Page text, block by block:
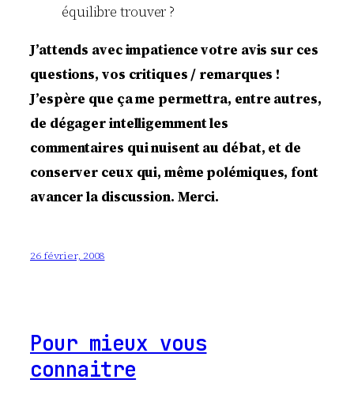
équilibre trouver ?
J’attends avec impatience votre avis sur ces
questions, vos critiques / remarques !
J’espère que ça me permettra, entre autres,
de dégager intelligemment les
commentaires qui nuisent au débat, et de
conserver ceux qui, même polémiques, font
avancer la discussion. Merci.
26 février, 2008
Pour mieux vous
connaitre